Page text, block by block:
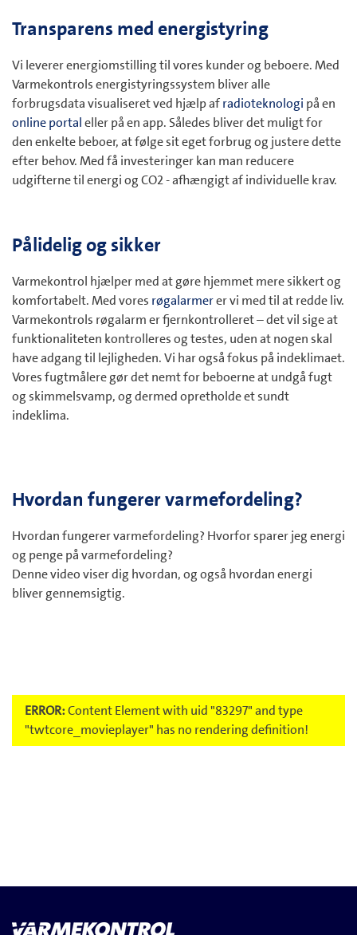
Transparens med energistyring
Vi leverer energiomstilling til vores kunder og beboere. Med
Varmekontrols energistyringssystem bliver alle
forbrugsdata visualiseret ved hjælp afradioteknologi på en
online portaleller på en app. Således bliver det muligt for
den enkelte beboer, at følge sit eget forbrug og justere dette
efter behov. Med få investeringer kan man reducere
udgifterne til energi og CO2 - afhængigt af individuelle krav.
Pålidelig og sikker
Varmekontrol hjælper med at gøre hjemmet mere sikkert og
komfortabelt. Med vores røgalarmerer vi med til at redde liv.
Varmekontrols røgalarm er fjernkontrolleret – det vil sige at
funktionaliteten kontrolleres og testes, uden at nogen skal
have adgang til lejligheden. Vi har også fokus på indeklimaet.
Vores fugtmålere gør det nemt for beboerne at undgå fugt
og skimmelsvamp, og dermed opretholde et sundt
indeklima.
Hvordan fungerer varmefordeling?
Hvordan fungerer varmefordeling? Hvorfor sparer jeg energi
og penge på varmefordeling?
Denne video viser dig hvordan, og også hvordan energi
bliver gennemsigtig.
ERROR:Content Element with uid "83297" and type
"twtcore_movieplayer" has no rendering definition!